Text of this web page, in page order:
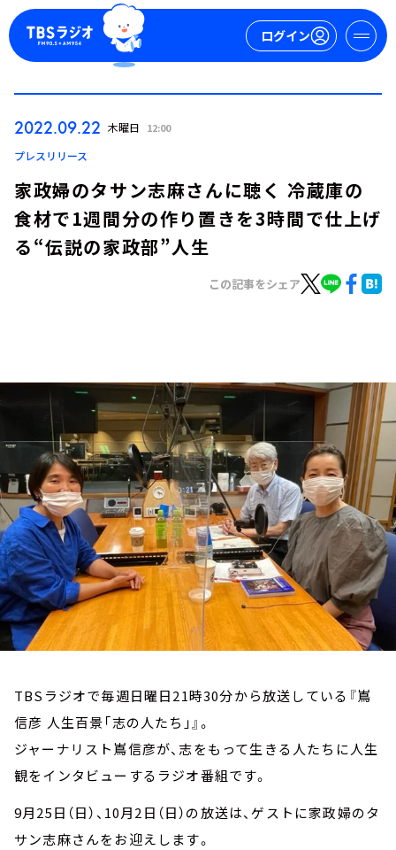
ログイン
TBS Podcast
お知らせ
イベント・グッズ
YouTube
会社情報
2022.09.22 木曜日 12:00
プレスリリース
家政婦のタサン志麻さんに聴く 冷蔵庫の
食材で1週間分の作り置きを3時間で仕上げ
る“伝説の家政部”人生
この記事をシェア
TBSラジオで毎週日曜日21時30分から放送している『嶌
信彦 人生百景「志の人たち」』。
ジャーナリスト嶌信彦が、志をもって生きる人たちに人生
観をインタビューするラジオ番組です。
9月25日（日）、10月2日（日）の放送は、ゲストに家政婦のタ
サン志麻さんをお迎えします。